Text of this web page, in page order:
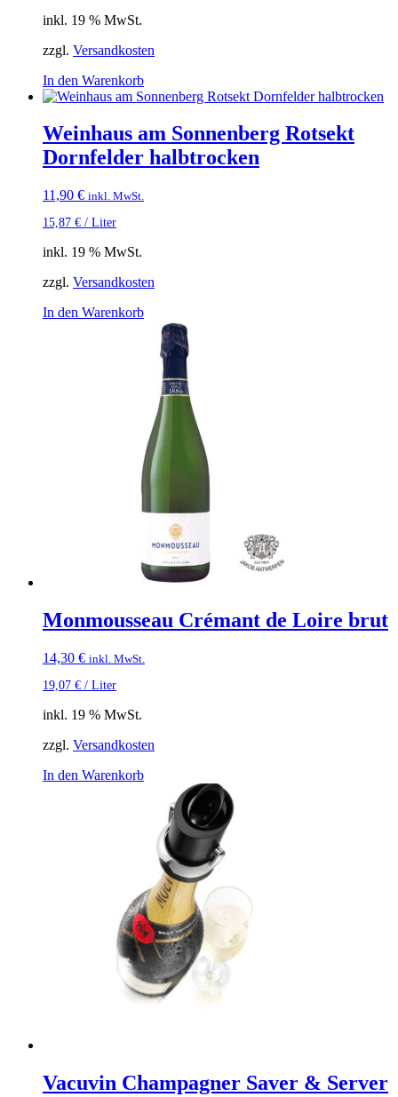
inkl. 19 % MwSt.
zzgl. Versandkosten
In den Warenkorb
Weinhaus am Sonnenberg Rotsekt
Dornfelder halbtrocken
11,90 € inkl. MwSt.
15,87 € / Liter
inkl. 19 % MwSt.
zzgl. Versandkosten
In den Warenkorb
Monmousseau Crémant de Loire brut
14,30 € inkl. MwSt.
19,07 € / Liter
inkl. 19 % MwSt.
zzgl. Versandkosten
In den Warenkorb
Vacuvin Champagner Saver & Server